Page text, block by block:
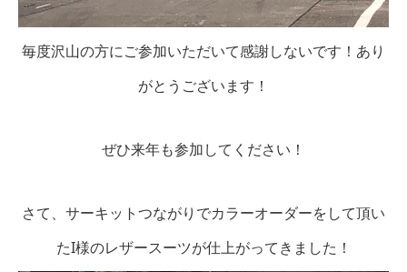
毎度沢山の方にご参加いただいて感謝しないです！あり
がとうございます！
ぜひ来年も参加してください！
さて、サーキットつながりでカラーオーダーをして頂い
たI様のレザースーツが仕上がってきました！